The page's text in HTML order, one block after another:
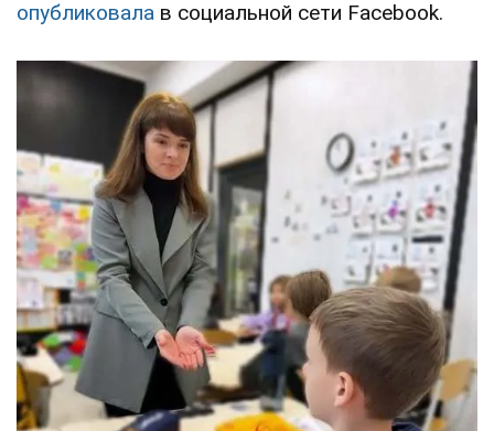
опубликовала в социальной сети Facebook.